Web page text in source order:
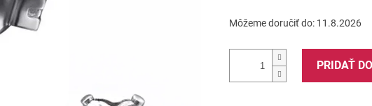
Môžeme doručiť do: 11.8.2026
PRIDAŤ